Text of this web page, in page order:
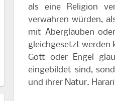
als eine Religion
verwahren würden,
mit Aberglauben
gleichgesetzt werden
Gott oder Engel
eingebildet sind,
und ihrer Natur.